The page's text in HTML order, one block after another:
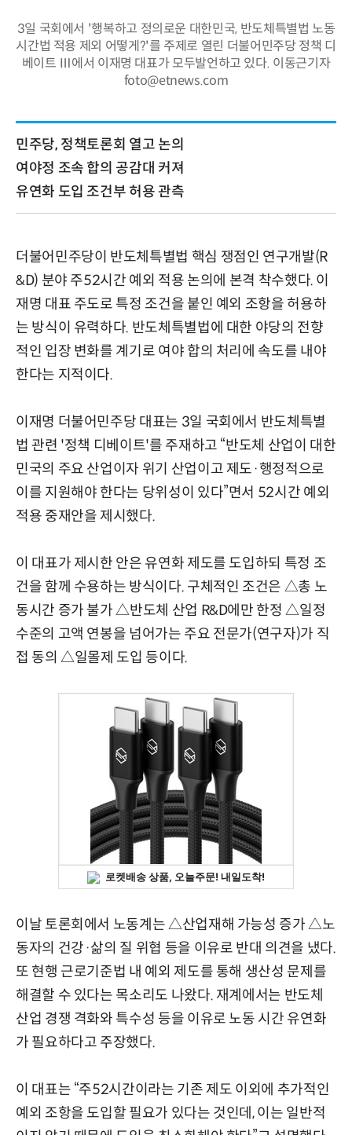
3일 국회에서 '행복하고 정의로운 대한민국, 반도체특별법 노동
시간법 적용 제외 어떻게?'를 주제로 열린 더불어민주당 정책 디
베이트 Ⅲ에서 이재명 대표가 모두발언하고 있다. 이동근기자
foto@etnews.com
민주당, 정책토론회 열고 논의
여야정 조속 합의 공감대 커져
유연화 도입 조건부 허용 관측
더불어민주당이 반도체특별법 핵심 쟁점인 연구개발(R
&D) 분야 주52시간 예외 적용 논의에 본격 착수했다. 이
재명 대표 주도로 특정 조건을 붙인 예외 조항을 허용하
는 방식이 유력하다. 반도체특별법에 대한 야당의 전향
적인 입장 변화를 계기로 여야 합의 처리에 속도를 내야
한다는 지적이다.
이재명 더불어민주당 대표는 3일 국회에서 반도체특별
법 관련 '정책 디베이트'를 주재하고 “반도체 산업이 대한
민국의 주요 산업이자 위기 산업이고 제도·행정적으로
이를 지원해야 한다는 당위성이 있다”면서 52시간 예외
적용 중재안을 제시했다.
이 대표가 제시한 안은 유연화 제도를 도입하되 특정 조
건을 함께 수용하는 방식이다. 구체적인 조건은 △총 노
동시간 증가 불가 △반도체 산업 R&D에만 한정 △일정
수준의 고액 연봉을 넘어가는 주요 전문가(연구자)가 직
접 동의 △일몰제 도입 등이다.
이날 토론회에서 노동계는 △산업재해 가능성 증가 △노
동자의 건강·삶의 질 위협 등을 이유로 반대 의견을 냈다.
또 현행 근로기준법 내 예외 제도를 통해 생산성 문제를
해결할 수 있다는 목소리도 나왔다. 재계에서는 반도체
산업 경쟁 격화와 특수성 등을 이유로 노동 시간 유연화
가 필요하다고 주장했다.
이 대표는 “주52시간이라는 기존 제도 이외에 추가적인
예외 조항을 도입할 필요가 있다는 것인데, 이는 일반적